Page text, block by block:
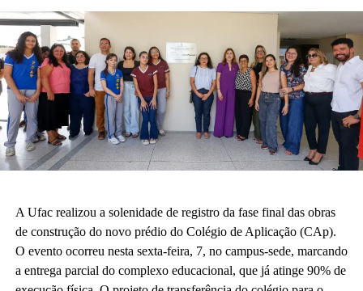
A Ufac realizou a solenidade de registro da fase final das obras
de construção do novo prédio do Colégio de Aplicação (CAp).
O evento ocorreu nesta sexta-feira, 7, no campus-sede, marcando
a entrega parcial do complexo educacional, que já atinge 90% de